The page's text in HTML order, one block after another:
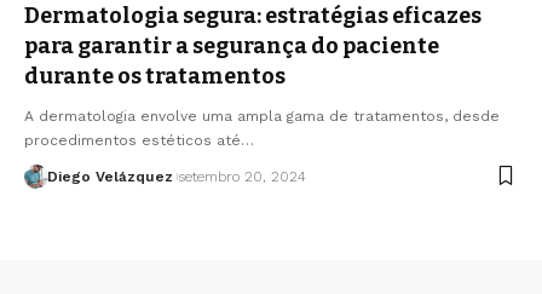
Dermatologia segura: estratégias eficazes
para garantir a segurança do paciente
durante os tratamentos
A dermatologia envolve uma ampla gama de tratamentos, desde
procedimentos estéticos até…
Diego Velázquez setembro 20, 2024